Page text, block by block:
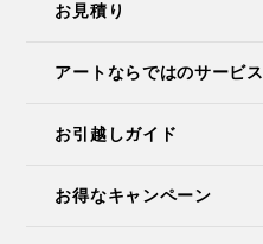
お見積り
アートならではのサービス
お引越しガイド
お得なキャンペーン